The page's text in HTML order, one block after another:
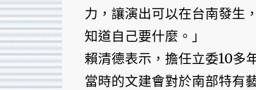
力，讓演出可以在台南發生
知道自己要什麼。」
賴清德表示，擔任立委10多
當時的文建會對於南部特有